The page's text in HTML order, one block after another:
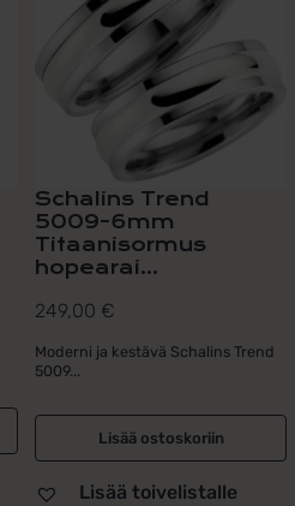
Schalins Trend
5009-6mm
Titaanisormus
hopearai...
249,00 €
Moderni ja kestävä Schalins Trend
5009...
Lisää ostoskoriin
Lisää toivelistalle